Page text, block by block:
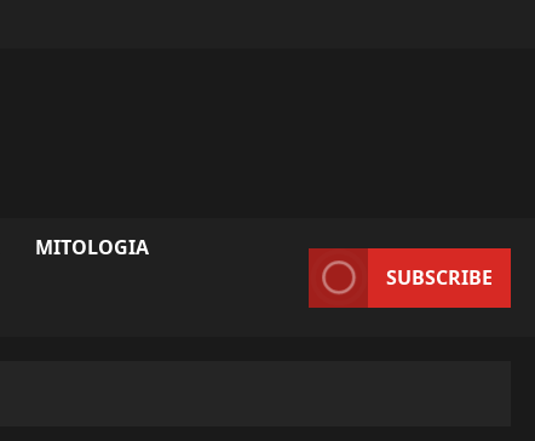
MITOLOGIA
SUBSCRIBE